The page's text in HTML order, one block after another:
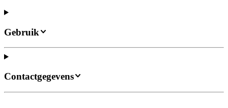
Gebruik
Contactgegevens